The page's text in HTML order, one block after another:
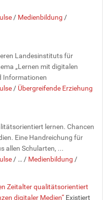
/ Medienbildung /
Landesinstituts für
„Lernen mit digitalen
Informationen
/ Übergreifende Erziehung
lernen. Chancen
Eine Handreichung für
allen Schularten, ...
/ … / Medienbildung /
Zeitalter qualitätsorientiert
digitaler Medien“ Existiert